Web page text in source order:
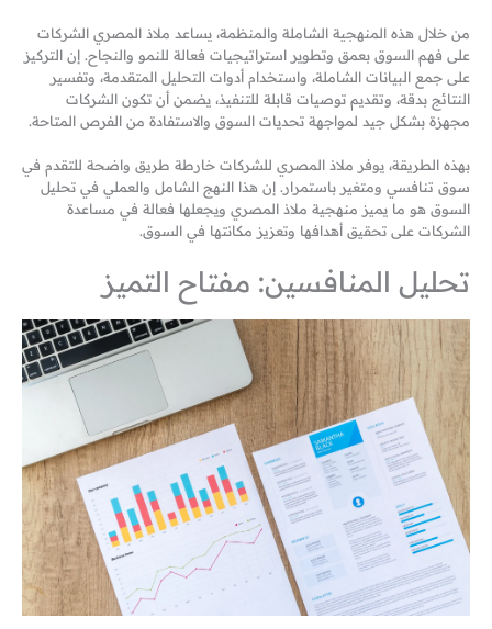
من خلال هذه المنهجية الشاملة والمنظمة، يساعد ملاذ المصري الشركات
على فهم السوق بعمق وتطوير استراتيجيات فعالة للنمو والنجاح. إن التركيز
على جمع البيانات الشاملة، واستخدام أدوات التحليل المتقدمة، وتفسير
النتائج بدقة، وتقديم توصيات قابلة للتنفيذ، يضمن أن تكون الشركات
مجهزة بشكل جيد لمواجهة تحديات السوق والاستفادة من الفرص المتاحة.
بهذه الطريقة، يوفر ملاذ المصري للشركات خارطة طريق واضحة للتقدم في
سوق تنافسي ومتغير باستمرار. إن هذا النهج الشامل والعملي في تحليل
السوق هو ما يميز منهجية ملاذ المصري ويجعلها فعالة في مساعدة
الشركات على تحقيق أهدافها وتعزيز مكانتها في السوق.
تحليل المنافسين: مفتاح التميز